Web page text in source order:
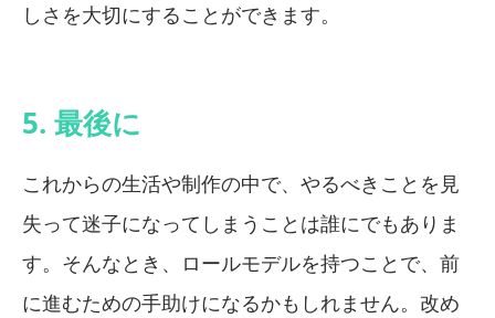
しさを大切にすることができます。
5. 最後に
これからの生活や制作の中で、やるべきことを見
失って迷子になってしまうことは誰にでもありま
す。そんなとき、ロールモデルを持つことで、前
に進むための手助けになるかもしれません。改め